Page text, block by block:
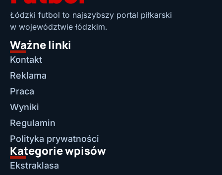
Łódzki futbol to najszybszy portal piłkarski
w województwie łódzkim.
Ważne linki
Kontakt
Reklama
Praca
Wyniki
Regulamin
Polityka prywatności
Kategorie wpisów
Ekstraklasa